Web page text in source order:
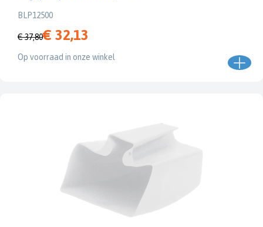
BLP12500
€ 37,80€ 32,13
Op voorraad in onze winkel